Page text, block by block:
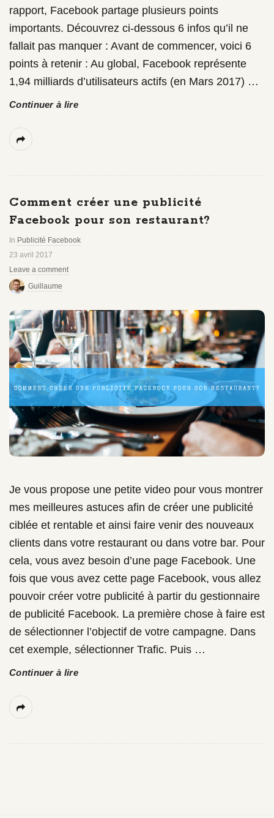
rapport, Facebook partage plusieurs points
importants. Découvrez ci-dessous 6 infos qu’il ne
fallait pas manquer : Avant de commencer, voici 6
points à retenir : Au global, Facebook représente
1,94 milliards d’utilisateurs actifs (en Mars 2017) …
Continuer à lire
Comment créer une publicité
Facebook pour son restaurant?
In Publicité Facebook
23 avril 2017
Leave a comment
Guillaume
Je vous propose une petite video pour vous montrer
mes meilleures astuces afin de créer une publicité
ciblée et rentable et ainsi faire venir des nouveaux
clients dans votre restaurant ou dans votre bar. Pour
cela, vous avez besoin d’une page Facebook. Une
fois que vous avez cette page Facebook, vous allez
pouvoir créer votre publicité à partir du gestionnaire
de publicité Facebook. La première chose à faire est
de sélectionner l’objectif de votre campagne. Dans
cet exemple, sélectionner Trafic. Puis …
Continuer à lire